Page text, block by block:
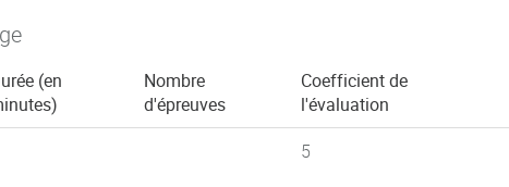
(en
Nombre
d'épreuves
Coefficient de
l'évaluation
5